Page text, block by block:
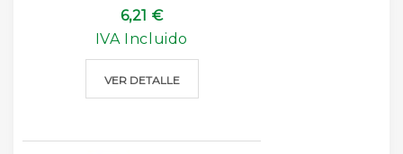
6,21 €
IVA Incluido
VER DETALLE